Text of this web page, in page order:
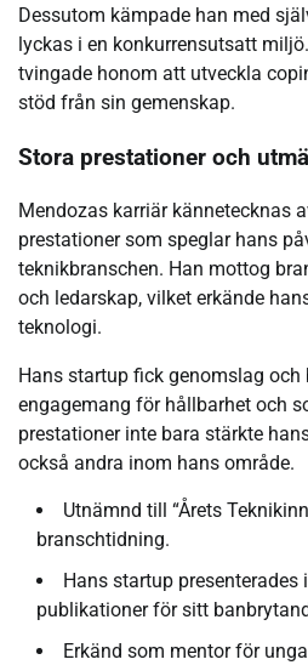
Dessutom kämpade han med
lyckas i en konkurrensutsatt
tvingade honom att utveckla
stöd från sin gemenskap.
Stora prestationer och
Mendozas karriär kännetecknas
prestationer som speglar hans
teknikbranschen. Han mottog
och ledarskap, vilket erkände
teknologi.
Hans startup fick genomslag
engagemang för hållbarhet och
prestationer inte bara stärkte
också andra inom hans område.
Utnämnd till “Årets
branschtidning.
Hans startup
publikationer för sitt
Erkänd som mentor för